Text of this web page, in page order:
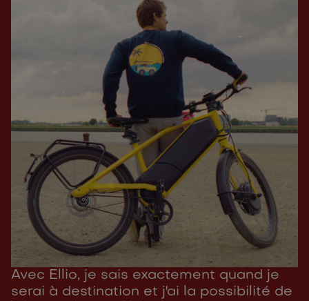
Avec Ellio, je sais exactement quand je
serai à destination et j'ai la possibilité de